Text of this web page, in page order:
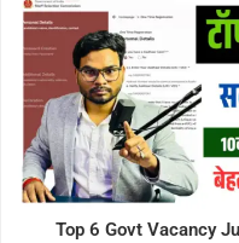
Top 6 Govt Vacancy